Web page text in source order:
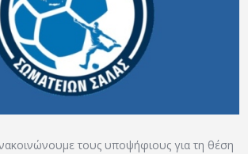
τους υποψήφιους για τη θέση